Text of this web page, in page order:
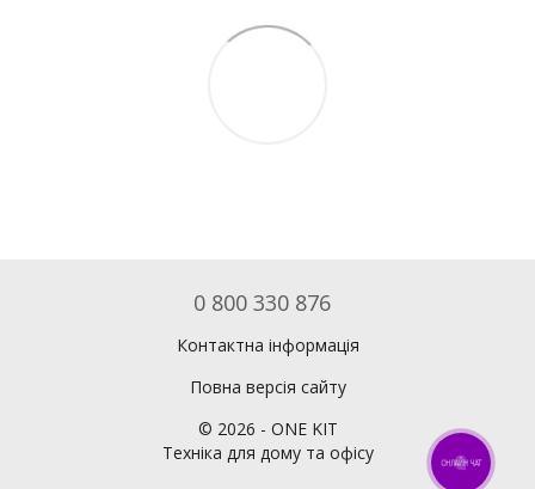
0 800 330 876
Контактна інформація
Повна версія сайту
© 2026 - ONE KIT
Техніка для дому та офісу
ОНЛАЙН ЧАТ